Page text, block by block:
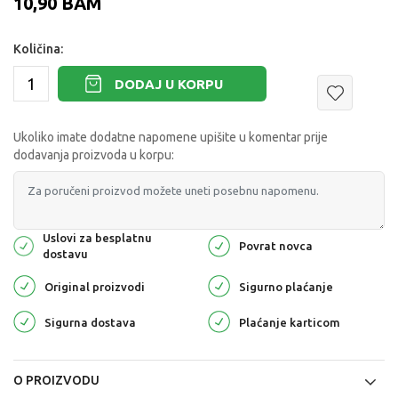
Količina:
DODAJ U KORPU
Ukoliko imate dodatne napomene upišite u komentar prije
dodavanja proizvoda u korpu:
Uslovi za besplatnu
dostavu
Povrat novca
Original proizvodi Sigurno plaćanje
Sigurna dostava Plaćanje karticom
O PROIZVODU